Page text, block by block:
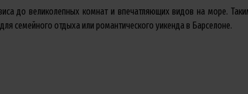
до великолепных комнат и впечатляющих видов на море.
семейного отдыха или романтического уикенда в Барселоне.